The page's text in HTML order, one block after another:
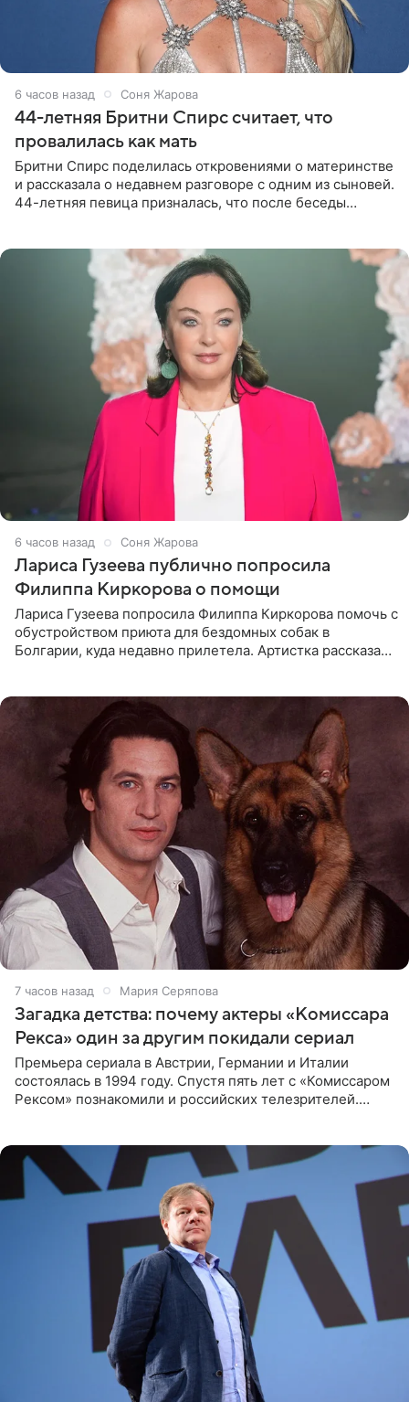
6 часов назад Соня Жарова
44-летняя Бритни Спирс считает, что
провалилась как мать
Бритни Спирс поделилась откровениями о материнстве
и рассказала о недавнем разговоре с одним из сыновей.
44-летняя певица призналась, что после беседы
6 часов назад Соня Жарова
Лариса Гузеева публично попросила
Филиппа Киркорова о помощи
Лариса Гузеева попросила Филиппа Киркорова помочь с
обустройством приюта для бездомных собак в
Болгарии, куда недавно прилетела. Артистка рассказала
7 часов назад Мария Серяпова
Загадка детства: почему актеры «Комиссара
Рекса» один за другим покидали сериал
Премьера сериала в Австрии, Германии и Италии
состоялась в 1994 году. Спустя пять лет с «Комиссаром
Рексом» познакомили и российских телезрителей.